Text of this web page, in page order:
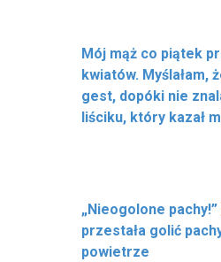
Mój mąż co piątek
kwiatów. Myślałam,
gest, dopóki nie
liściku, który kazał
„Nieogolone
przestała golić
powietrze